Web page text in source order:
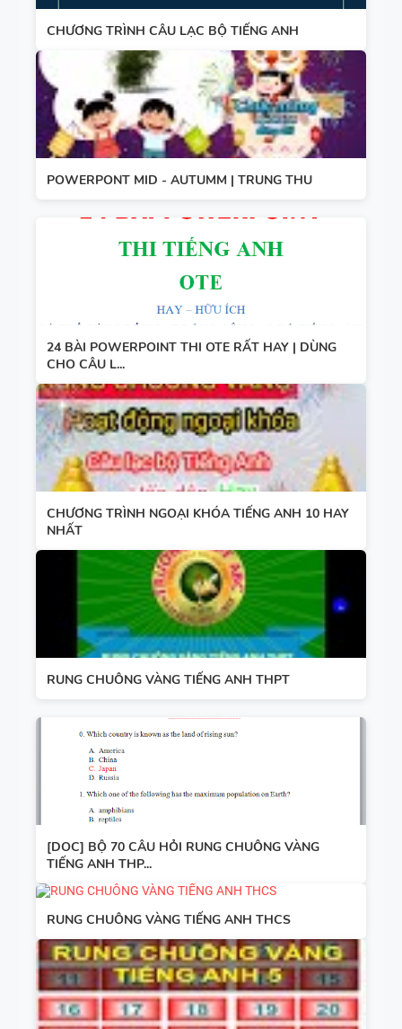
CHƯƠNG TRÌNH CÂU LẠC BỘ TIẾNG ANH
POWERPONT MID - AUTUMM | TRUNG THU
24 BÀI POWERPOINT THI OTE RẤT HAY | DÙNG
CHO CÂU L...
CHƯƠNG TRÌNH NGOẠI KHÓA TIẾNG ANH 10 HAY
NHẤT
RUNG CHUÔNG VÀNG TIẾNG ANH THPT
[DOC] BỘ 70 CÂU HỎI RUNG CHUÔNG VÀNG
TIẾNG ANH THP...
RUNG CHUÔNG VÀNG TIẾNG ANH THCS